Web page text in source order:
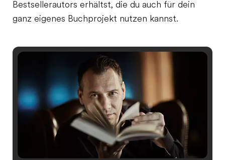
Bestsellerautors erhältst, die du auch für dein
ganz eigenes Buchprojekt nutzen kannst.